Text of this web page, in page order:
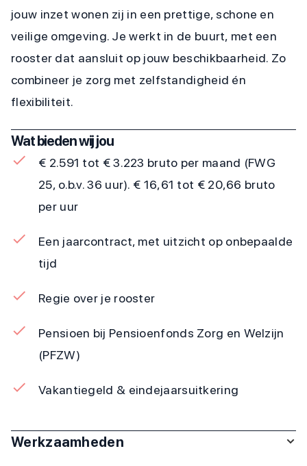
jouw inzet wonen zij in een prettige, schone en
veilige omgeving. Je werkt in de buurt, met een
rooster dat aansluit op jouw beschikbaarheid. Zo
combineer je zorg met zelfstandigheid én
flexibiliteit.
Wat bieden wij jou
€ 2.591 tot € 3.223 bruto per maand (FWG
25, o.b.v. 36 uur). € 16,61 tot € 20,66 bruto
per uur
Een jaarcontract, met uitzicht op onbepaalde
tijd
Regie over je rooster
Pensioen bij Pensioenfonds Zorg en Welzijn
(PFZW)
Vakantiegeld & eindejaarsuitkering
Werkzaamheden